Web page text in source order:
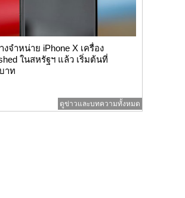
งจำหน่าย iPhone X เครื่อง
ในสหรัฐฯ แล้ว เริ่มต้นที่
าท
ดูข่าวและบทความทั้งหมด